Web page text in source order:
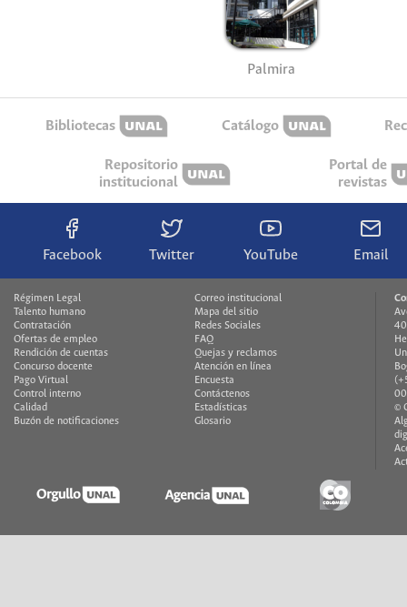
Palmira
Bibliotecas Catálogo
Repositorio
institucional
Portal de
revistas
Facebook Twitter YouTube Email
Régimen Legal
Talento humano
Contratación
Ofertas de empleo
Rendición de cuentas
Concurso docente
Pago Virtual
Control interno
Calidad
Buzón de notificaciones
Correo institucional
Mapa del sitio
Redes Sociales
FAQ
Quejas y reclamos
Atención en línea
Encuesta
Contáctenos
Estadísticas
Glosario
©